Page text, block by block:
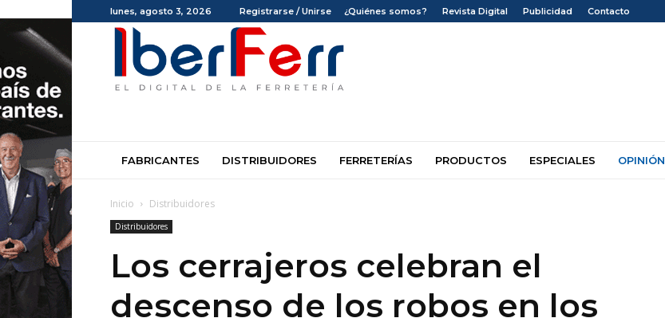
lunes, agosto 3, 2026 Registrarse / Unirse ¿Quiénes somos? Revista Digital Publicidad Contacto
Iberferr
FABRICANTES DISTRIBUIDORES FERRETERÍAS PRODUCTOS ESPECIALES OPINIÓN
Inicio Distribuidores
Distribuidores
Los cerrajeros celebran el
descenso de los robos en los